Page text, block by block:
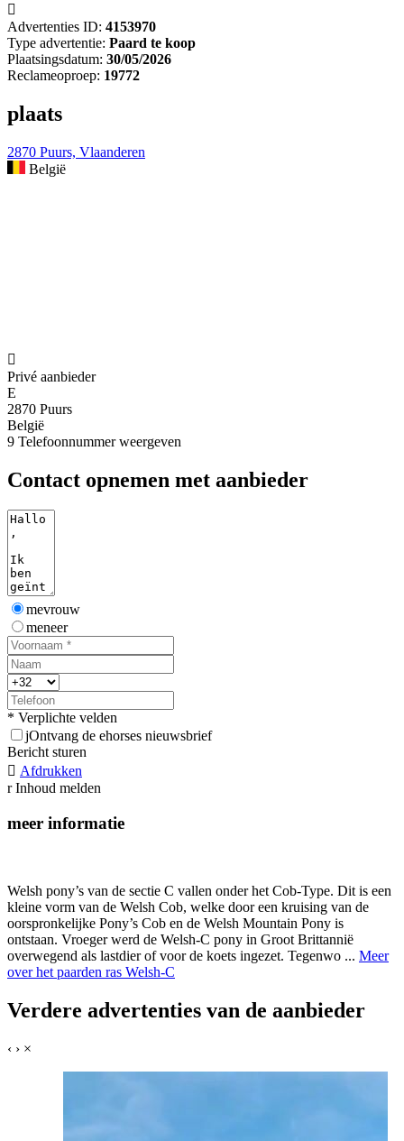

Advertenties ID: 4153970
Type advertentie: Paard te koop
Plaatsingsdatum: 30/05/2026
Reclameoproep: 19772
plaats
2870 Puurs, Vlaanderen
België

Privé aanbieder
E
2870 Puurs
België
9 Telefoonnummer weergeven
Contact opnemen met aanbieder
mevrouw
meneer
* Verplichte velden
jOntvang de ehorses nieuwsbrief
Bericht sturen
 Afdrukken
r Inhoud melden
meer informatie
Welsh pony’s van de sectie C vallen onder het Cob-Type. Dit is een
kleine vorm van de Welsh Cob, welke door een kruising van de
oorspronkelijke Pony’s Cob en de Welsh Mountain Pony is
ontstaan. Vroeger werd de Welsh-C pony in Groot Brittannië
overwegend als lastdier of voor de koets ingezet. Tegenwo ... Meer
over het paarden ras Welsh-C
Verdere advertenties van de aanbieder
‹ › ×